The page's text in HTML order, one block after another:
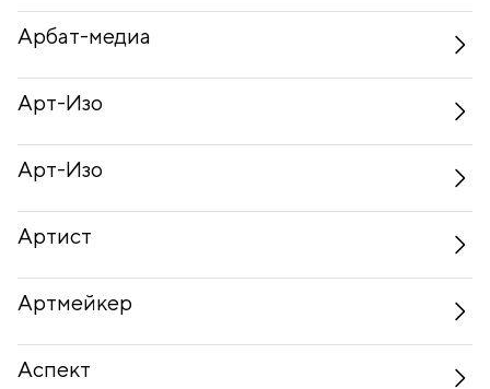
Арбат-медиа
Арт-Изо
Арт-Изо
Артист
Артмейкер
Аспект